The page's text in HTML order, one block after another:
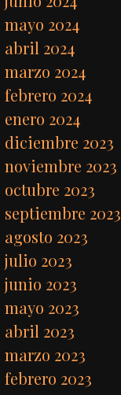
mayo 2024
abril 2024
marzo 2024
febrero 2024
enero 2024
diciembre 2023
noviembre 2023
octubre 2023
septiembre 2023
agosto 2023
julio 2023
junio 2023
mayo 2023
abril 2023
marzo 2023
febrero 2023